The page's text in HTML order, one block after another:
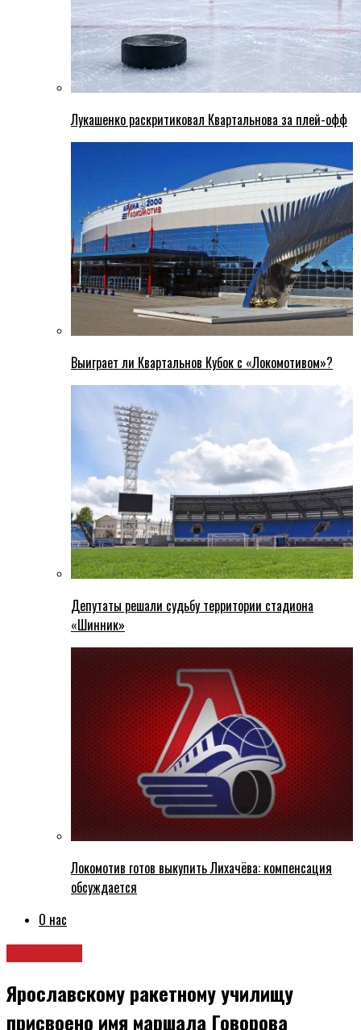
Лукашенко раскритиковал Квартальнова за плей-офф
Выиграет ли Квартальнов Кубок с «Локомотивом»?
Депутаты решали судьбу территории стадиона
«Шинник»
Локомотив готов выкупить Лихачёва: компенсация
обсуждается
О нас
Ярославскому ракетному училищу
присвоено имя маршала Говорова